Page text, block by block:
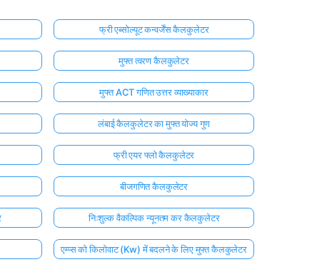
फ्री एब्सोल्यूट कन्वर्जेंस कैलकुलेटर
मुफ्त त्वरण कैलकुलेटर
मुफ्त ACT गणित उत्तर व्याख्याकार
लंबाई कैलकुलेटर का मुफ्त योज्य गुण
फ्री एयर फ्लो कैलकुलेटर
बीजगणित कैलकुलेटर
निःशुल्क वैकल्पिक न्यूनतम कर कैलकुलेटर
एम्प्स को किलोवाट (Kw) में बदलने के लिए मुफ्त कैलकुलेटर